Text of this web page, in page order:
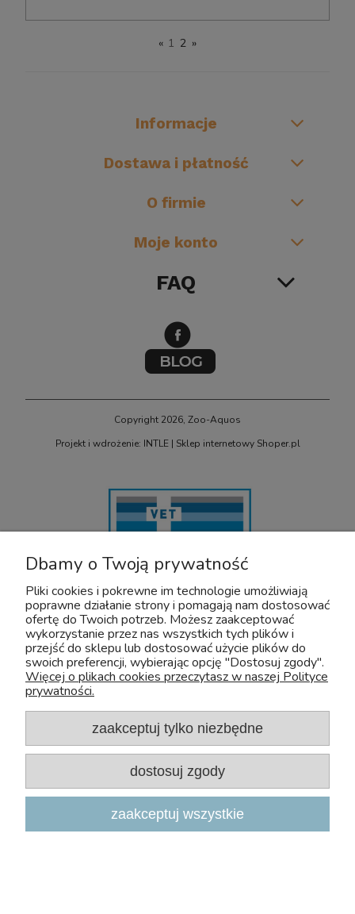
« 1 2 »
Informacje
Dostawa i płatność
O firmie
Moje konto
FAQ
Copyright 2026, Zoo-Aquos
Projekt i wdrożenie: INTLE| Sklep internetowy Shoper.pl
U nas bezpiecznie kupisz leki OTC dla zwierząt. Nadzór sprawuje :
Wojewódzki Inspektorat Weterynarii z/s w Siedlcach
Adres: Kazimierzowska 29 08-110 Siedlce
Tel:+48 25 632 64 59
Fax:+48 25 632 55 84
E-mail:wiw@mazowsze.wiw.gov.pl
www:http://www.wiw.mazowsze.pl/
NIP: 5241075829
sklep@zoo-aquos.pl
tel.+48 607 325 525
ul. Nieszawska 4A, 03-382 Warszawa
Poniedziałek - Piątek 10:00 - 18:00
Dbamy o Twoją prywatność
Pliki cookies i pokrewne im technologie umożliwiają
poprawne działanie strony i pomagają nam dostosować
ofertę do Twoich potrzeb. Możesz zaakceptować
wykorzystanie przez nas wszystkich tych plików i
przejść do sklepu lub dostosować użycie plików do
swoich preferencji, wybierając opcję "Dostosuj zgody".
Więcej o plikach cookies przeczytasz w naszej Polityce
prywatności.
zaakceptuj tylko niezbędne
dostosuj zgody
zaakceptuj wszystkie